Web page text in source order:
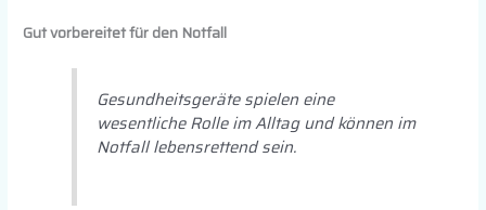
Gut vorbereitet für den Notfall
Gesundheitsgeräte spielen eine
wesentliche Rolle im Alltag und können im
Notfall lebensrettend sein.